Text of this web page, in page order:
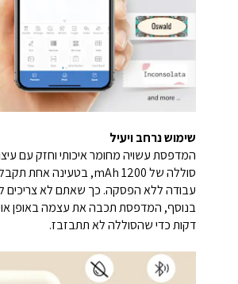
שימוש נרחב ויעיל
המדפסת עשויה מחומר איכותי וחזק עם
עבודה ללא הפסקה. כך שאתם לא צריכים
דקות כדי שהסוללה לא תתבזבז.